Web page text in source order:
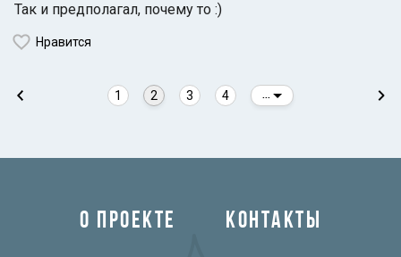
Так и предполагал, почему то :)
Нравится
1 2 3 4
О ПРОЕКТЕ КОНТАКТЫ